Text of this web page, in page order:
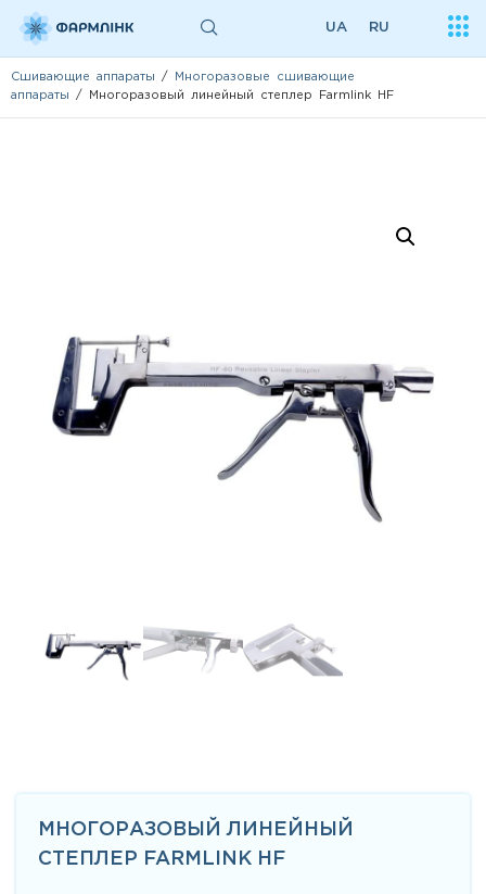
UA RU
Сшивающие аппараты /
Многоразовые сшивающие
аппараты / Многоразовый линейный степлер Farmlink HF
МНОГОРАЗОВЫЙ ЛИНЕЙНЫЙ
СТЕПЛЕР FARMLINK HF